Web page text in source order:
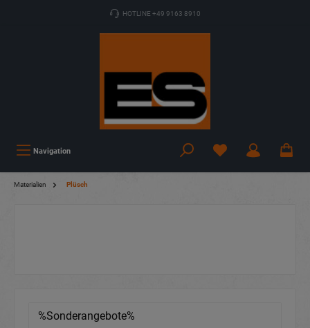
HOTLINE +49 9163 8910
Navigation
Materialien Plüsch
%Sonderangebote%